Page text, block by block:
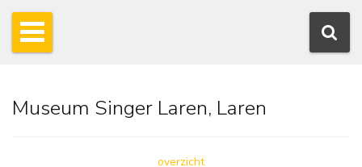
Museum Singer Laren, Laren
overzicht